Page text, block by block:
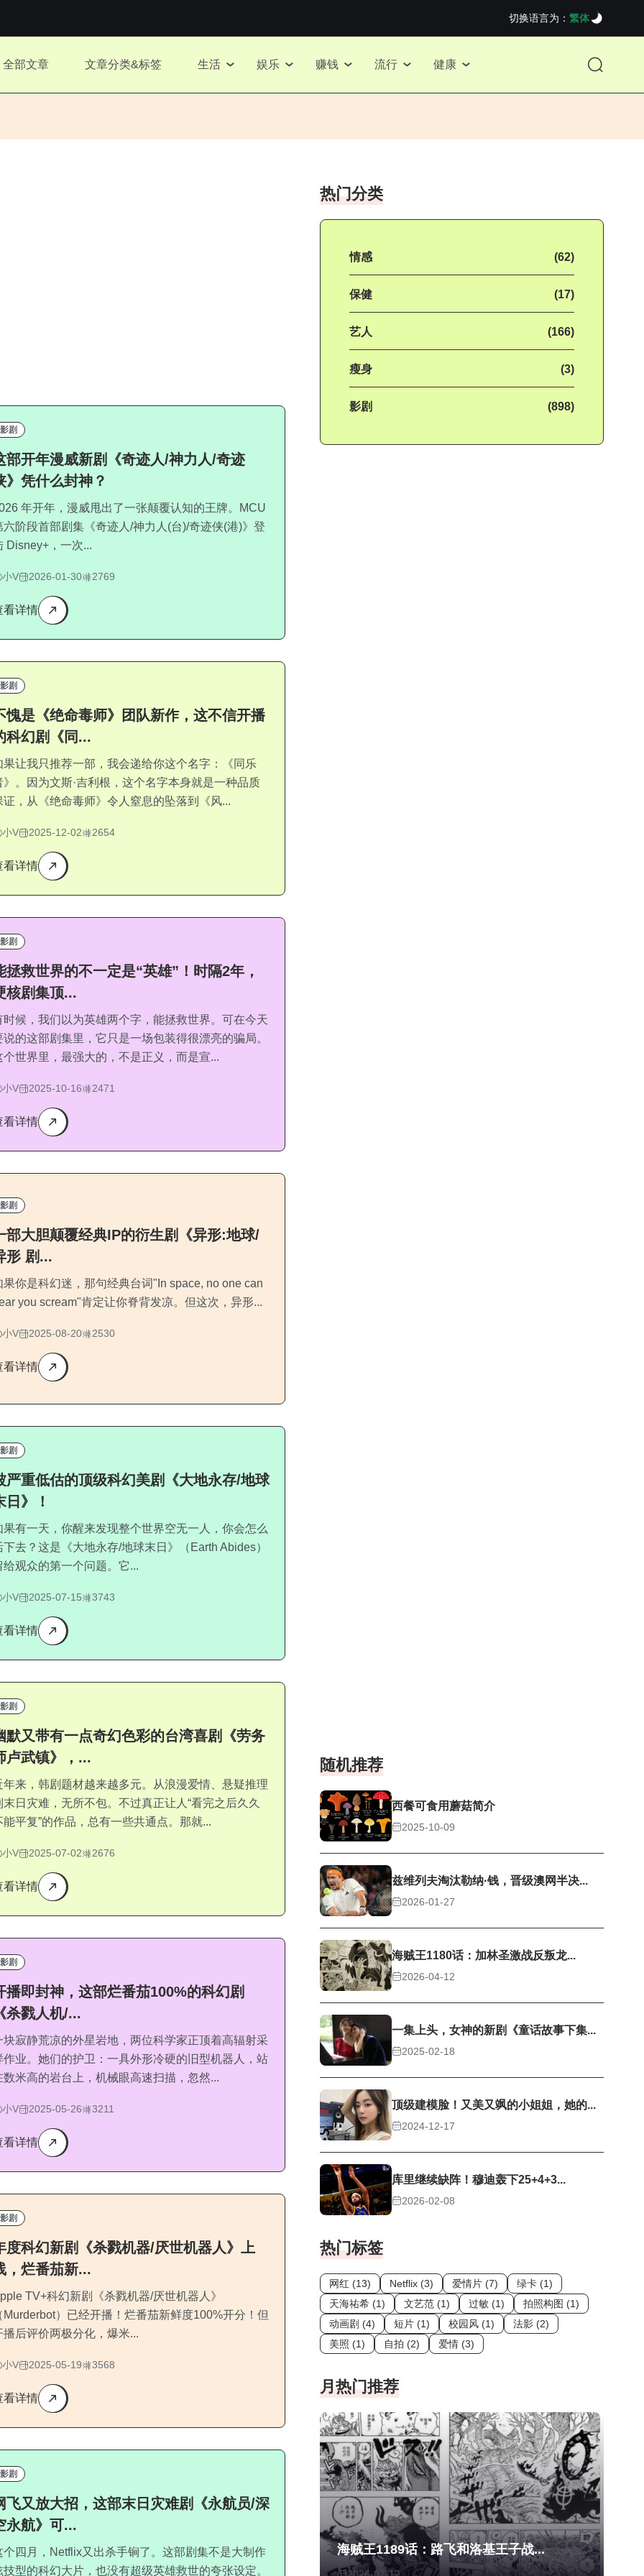
切换语言为： 繁体
全部文章 文章分类&标签 生活 娱乐 赚钱 流行 健康
影剧
部开年漫威新剧《奇迹人/神力人/奇迹
》凭什么封神？
年开年，漫威甩出了一张颠覆认知的王牌。MCU
六阶段首部剧集《奇迹人/神力人(台)/奇迹侠(港)》登
Disney+，一次...
小V 2026-01-30 2769
看详情
影剧
愧是《绝命毒师》团队新作，这不信开播
科幻剧《同...
果让我只推荐一部，我会递给你这个名字：《同乐
》。因为文斯·吉利根，这个名字本身就是一种品质
证，从《绝命毒师》令人窒息的坠落到《风...
小V 2025-12-02 2654
看详情
影剧
拯救世界的不一定是“英雄”！时隔2年，
核剧集顶...
时候，我们以为英雄两个字，能拯救世界。可在今天
说的这部剧集里，它只是一场包装得很漂亮的骗局。
个世界里，最强大的，不是正义，而是宣...
小V 2025-10-16 2471
看详情
影剧
部大胆颠覆经典IP的衍生剧《异形:地球/
形 剧...
果你是科幻迷，那句经典台词"In space, no one can
you scream"肯定让你脊背发凉。但这次，异形...
小V 2025-08-20 2530
看详情
影剧
严重低估的顶级科幻美剧《大地永存/地球
日》！
果有一天，你醒来发现整个世界空无一人，你会怎么
下去？这是《大地永存/地球末日》（Earth Abides）
给观众的第一个问题。它...
小V 2025-07-15 3743
看详情
影剧
默又带有一点奇幻色彩的台湾喜剧《劳务
卢武镇》，...
年来，韩剧题材越来越多元。从浪漫爱情、悬疑推理
末日灾难，无所不包。不过真正让人“看完之后久久
能平复”的作品，总有一些共通点。那就...
小V 2025-07-02 2676
看详情
影剧
播即封神，这部烂番茄100%的科幻剧
杀戮人机/...
块寂静荒凉的外星岩地，两位科学家正顶着高辐射采
作业。她们的护卫：一具外形冷硬的旧型机器人，站
数米高的岩台上，机械眼高速扫描，忽然...
小V 2025-05-26 3211
看详情
影剧
度科幻新剧《杀戮机器/厌世机器人》上
，烂番茄新...
TV+科幻新剧《杀戮机器/厌世机器人》
Murderbot）已经开播！烂番茄新鲜度100%开分！但
播后评价两极分化，爆米...
小V 2025-05-19 3568
看详情
影剧
飞又放大招，这部末日灾难剧《永航员/深
永航》可...
个四月，Netflix又出杀手锏了。这部剧集不是大制作
技型的科幻大片，也没有超级英雄救世的夸张设定。
热门分类
情感 (62)
保健 (17)
艺人 (166)
瘦身 (3)
影剧 (898)
随机推荐
西餐可食用蘑菇简介
2025-10-09
兹维列夫淘汰勒纳·钱，晋级澳网半决...
2026-01-27
海贼王1180话：加林圣激战反叛龙...
2026-04-12
一集上头，女神的新剧《童话故事下集...
2025-02-18
顶级建模脸！又美又飒的小姐姐，她的...
2024-12-17
库里继续缺阵！穆迪轰下25+4+3...
2026-02-08
热门标签
网红 (13) Netflix (3) 爱情片 (7)
绿卡 (1)
天海祐希 (1)
文艺范 (1) 过敏 (1)
拍照构图 (1)
动画剧 (4)
短片 (1) 校园风 (1)
法影 (2)
美照 (1)
自拍 (2) 爱情 (3)
月热门推荐
海贼王1189话：路飞和洛基王子战...